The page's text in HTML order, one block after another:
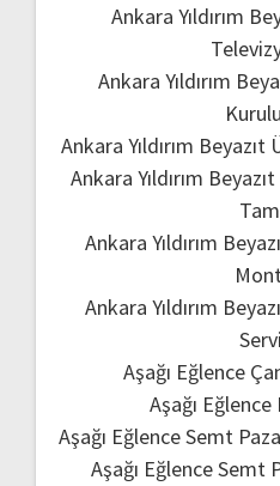
Ankara Yıldırım
Ankara Yıldırım
Ankara Yıldırım
Ankara Yıldırım
Ankara Yıldırım
Ankara Yıldırım
Aşağı Eğlence
Aşağı
Aşağı Eğlence Semt
Aşağı Eğlence Semt